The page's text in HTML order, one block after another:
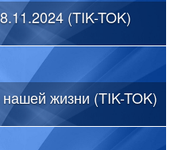
(TIK-TOK)
жизни (TIK-TOK)